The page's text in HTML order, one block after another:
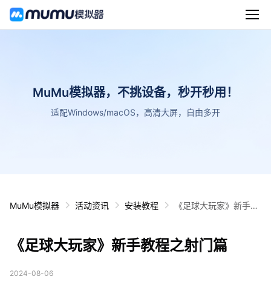
MuMu模拟器，不挑设备，秒开秒用！
适配Windows/macOS，高清大屏，自由多开
MuMu模拟器 活动资讯 安装教程
《足球大玩家》新手教
《足球大玩家》新手教程之射门篇
2024-08-06